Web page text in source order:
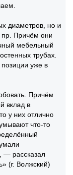
диаметров, но и
пр. Причём они
мебельный
трубах.
уже в
Причём
вклад в
у них отлично
что-то
— рассказал
(г. Волжский)